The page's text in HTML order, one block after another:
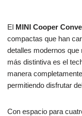
El MINI Cooper
compactas que han
detalles modernos
más distintiva es el
manera
permitiendo disfrutar
Con espacio para